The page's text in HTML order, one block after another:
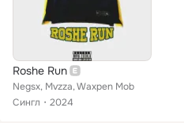
Roshe Run
Negsx, Mvzza, Waxpen Mob
Сингл
2024